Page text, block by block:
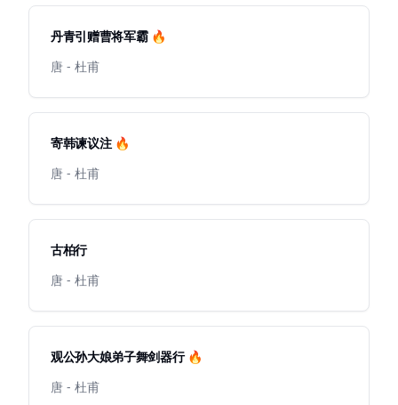
丹青引赠曹将军霸 🔥
唐 - 杜甫
寄韩谏议注 🔥
唐 - 杜甫
古柏行
唐 - 杜甫
观公孙大娘弟子舞剑器行 🔥
唐 - 杜甫